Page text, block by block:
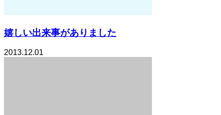
嬉しい出来事がありました
2013.12.01